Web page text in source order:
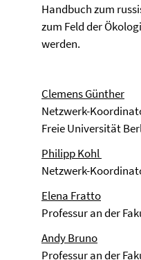
Handbuch zum
zum Feld der
werden.
Clemens Günther
Netzwerk-
Freie Universität
Philipp Kohl
Netzwerk-
Elena Fratto
Professur an der
Andy Bruno
Professur an der